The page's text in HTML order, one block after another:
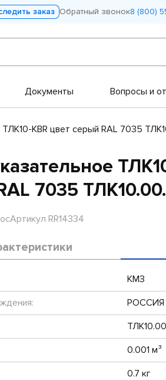
заказ Обратный звонок8 (800)
Документы Вопросы и
ТЛК10-KBR цвет серый RAL 7035
7035
Артикул RR14334
КМЗ
РОССИЯ
0.001 м³
0.7 кг